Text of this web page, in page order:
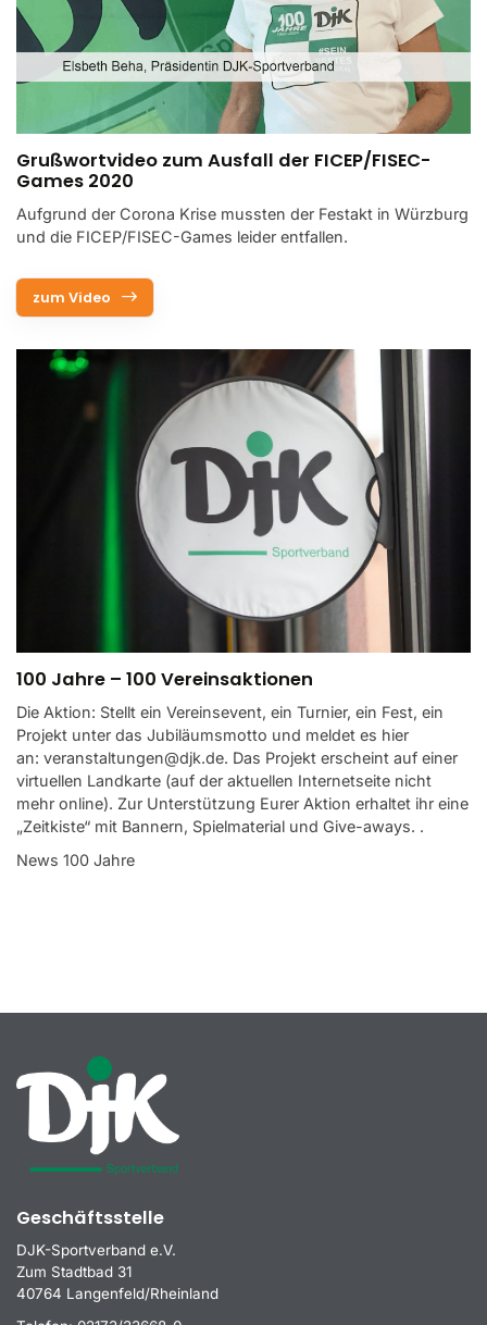
Grußwortvideo zum Ausfall der FICEP/FISEC-
Games 2020
Aufgrund der Corona Krise mussten der Festakt in Würzburg
und die FICEP/FISEC-Games leider entfallen.
zum Video
100 Jahre – 100 Vereinsaktionen
Die Aktion: Stellt ein Vereinsevent, ein Turnier, ein Fest, ein
Projekt unter das Jubiläumsmotto und meldet es hier
an: veranstaltungen@djk.de. Das Projekt erscheint auf einer
virtuellen Landkarte (auf der aktuellen Internetseite nicht
mehr online). Zur Unterstützung Eurer Aktion erhaltet ihr eine
„Zeitkiste“ mit Bannern, Spielmaterial und Give-aways. .
News 100 Jahre
Geschäftsstelle
DJK-Sportverband e.V.
Zum Stadtbad 31
40764 Langenfeld/Rheinland